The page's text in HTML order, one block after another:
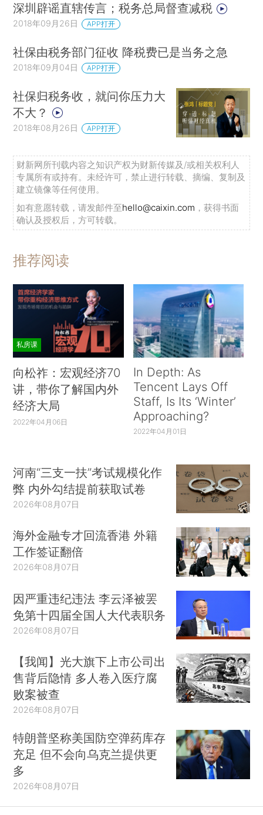
深圳辟谣直辖传言；税务总局督查减税
2018年09月26日 APP打开
社保由税务部门征收 降税费已是当务之急
2018年09月04日 APP打开
社保归税务收，就问你压力大
不大？
2018年08月26日 APP打开
财新网所刊载内容之知识产权为财新传媒及/或相关权利人
专属所有或持有。未经许可，禁止进行转载、摘编、复制及
建立镜像等任何使用。
如有意愿转载，请发邮件至hello@caixin.com ，获得书面
确认及授权后，方可转载。
推荐阅读
私房课
向松祚：宏观经济70
讲，带你了解国内外
经济大局
2022年04月06日
In Depth: As
Tencent Lays Off
Staff, Is Its ‘Winter’
Approaching?
2022年04月01日
河南“三支一扶”考试规模化作
弊 内外勾结提前获取试卷
2026年08月07日
海外金融专才回流香港 外籍
工作签证翻倍
2026年08月07日
因严重违纪违法 李云泽被罢
免第十四届全国人大代表职务
2026年08月07日
【我闻】光大旗下上市公司出
售背后隐情 多人卷入医疗腐
败案被查
2026年08月07日
特朗普坚称美国防空弹药库存
充足 但不会向乌克兰提供更
多
2026年08月07日